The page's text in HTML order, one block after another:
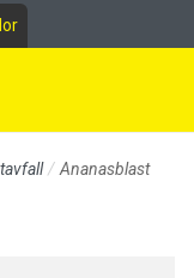
Ananasblast